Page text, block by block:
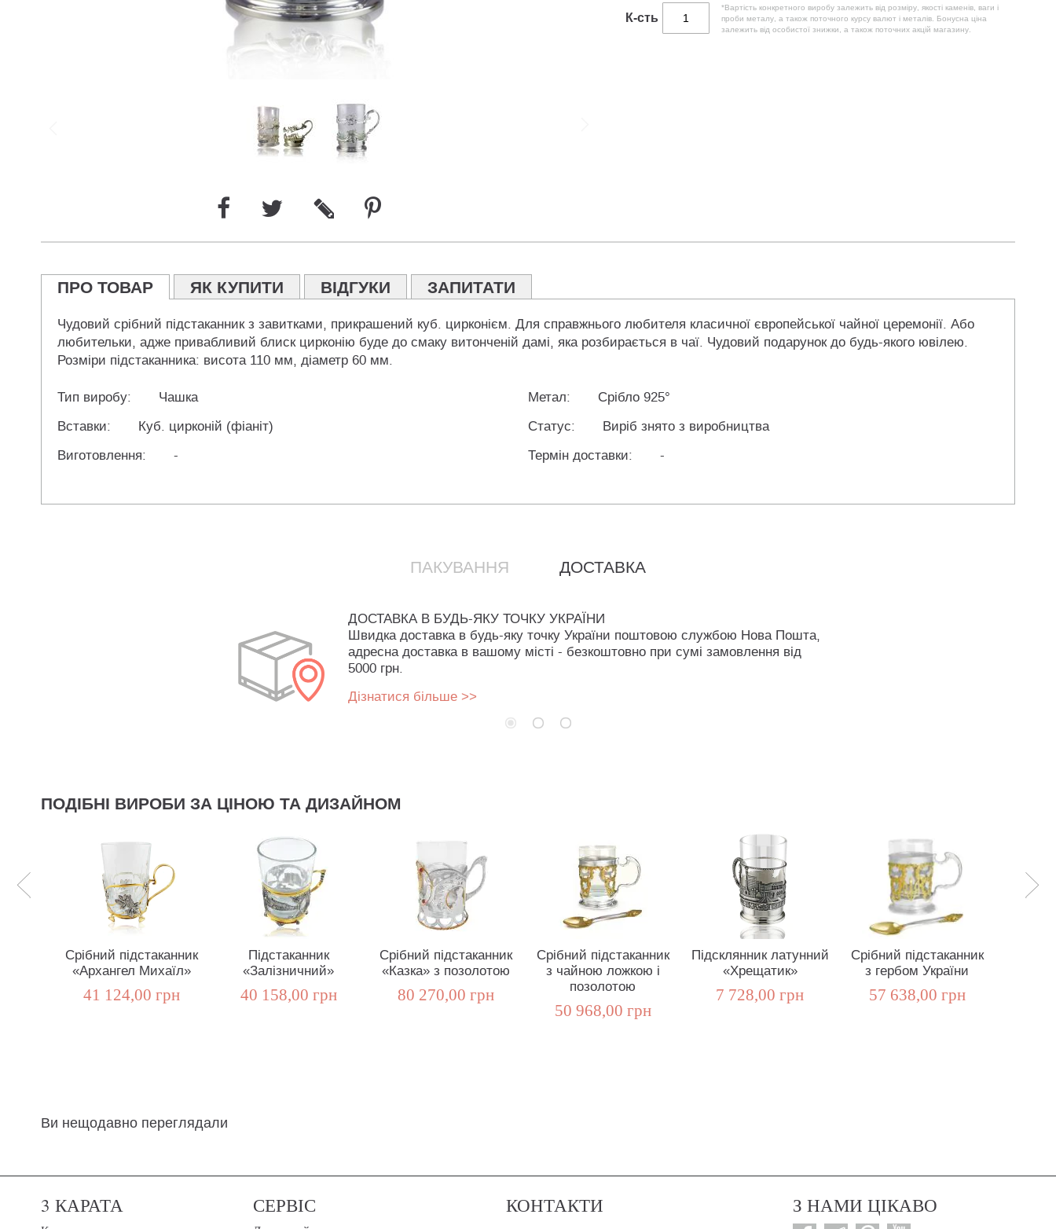
К-сть
*Вартість конкретного виробу залежить від розміру, якості каменів, ваги і
проби металу, а також поточного курсу валют і металів. Бонусна ціна
залежить від особистої знижки, а також поточних акцій магазину.
ПРО ТОВАР ЯК КУПИТИ ВІДГУКИ ЗАПИТАТИ
Чудовий срібний підстаканник з завитками, прикрашений куб. цирконієм. Для справжнього любителя класичної європейської чайної церемонії. Або
любительки, адже привабливий блиск цирконію буде до смаку витонченій дамі, яка розбирається в чаї. Чудовий подарунок до будь-якого ювілею.
Розміри підстаканника: висота 110 мм, діаметр 60 мм.
Тип виробу: Чашка Метал:
Срібло 925°
Вставки:
Куб. цирконій (фіаніт) Статус:
Виріб знято з виробництва
Виготовлення:
- Термін доставки: -
ПАКУВАННЯ ДОСТАВКА
ДОСТАВКА В БУДЬ-ЯКУ ТОЧКУ УКРАЇНИ
Швидка доставка в будь-яку точку України поштовою службою Нова Пошта,
адресна доставка в вашому місті - безкоштовно при сумі замовлення від
5000 грн.
Дізнатися більше >>
ПОДІБНІ ВИРОБИ ЗА ЦІНОЮ ТА ДИЗАЙНОМ
Срібний підстаканник
«Архангел Михаїл»
41 124,00 грн
Підстаканник
«Залізничний»
40 158,00 грн
Срібний підстаканник
«Казка» з позолотою
80 270,00 грн
Срібний підстаканник
з чайною ложкою і
позолотою
50 968,00 грн
Підсклянник латунний
«Хрещатик»
7 728,00 грн
Срібний підстаканник
з гербом України
57 638,00 грн
Ви нещодавно переглядали
3 КАРАТА СЕРВІС КОНТАКТИ З НАМИ ЦІКАВО